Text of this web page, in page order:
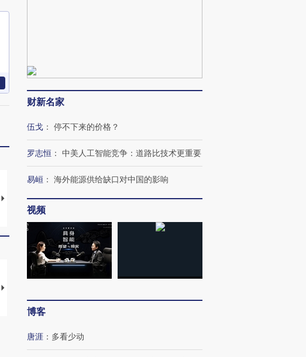
马航飞行员跨国走私7万
粒摇头丸 尿检体内含3种
视线｜被称为“蟑螂”的印
育部长拱下台
视线｜“入侵”还是“人道危
飞地休达
【推广】走进第四届链博
会，让数智科技“链”接产
【特别呈现】寻找100种
CFO：不靠规模取胜，华
财新名家
伍戈 ： 停不下来的价格？
罗志恒 ： 中美人工智能竞争：道路比技术更重要
易峘 ： 海外能源供给缺口对中国的影响
视频
博客
唐涯 ： 多看少动